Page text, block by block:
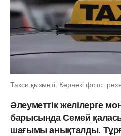
Такси қызметі. Көрнекі фото:
Әлеуметтік желілерге
барысында Семей
шағымы анықталды.